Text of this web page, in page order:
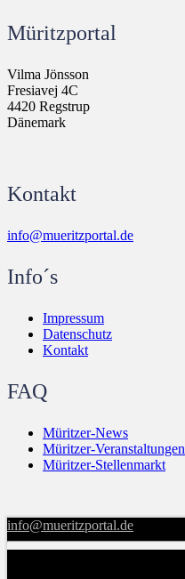
Müritzportal
Vilma Jönsson
Fresiavej 4C
4420 Regstrup
Dänemark
Kontakt
info@mueritzportal.de
Info´s
Impressum
Datenschutz
Kontakt
FAQ
Müritzer-News
Müritzer-Veranstaltungen
Müritzer-Stellenmarkt
info@mueritzportal.de